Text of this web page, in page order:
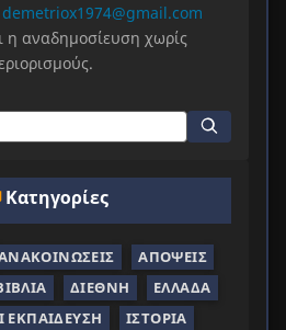
demetriox1974@gmail.com
η αναδημοσίευση χωρίς
Κατηγορίες
ΑΠΌΨΕΙΣ
ΔΙΕΘΝΉ
ΕΛΛΆΔΑ
ΕΚΠΑΊΔΕΥΣΗ
ΙΣΤΟΡΊΑ